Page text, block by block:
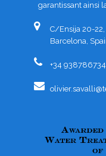
garantissant ainsi
C/Ensija 20-
Barcelona,
+34 938786734